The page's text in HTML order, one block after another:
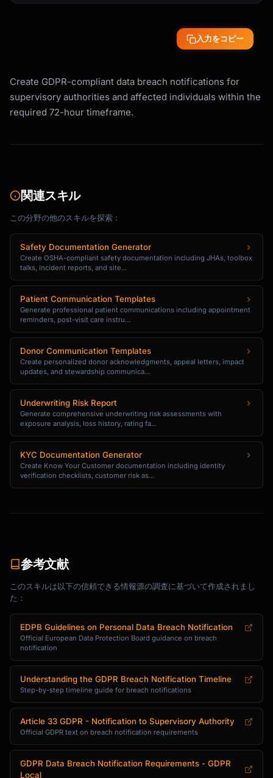
入力をコピー
Create GDPR-compliant data breach notifications for
supervisory authorities and affected individuals within the
required 72-hour timeframe.
関連スキル
この分野の他のスキルを探索：
Safety Documentation Generator
Create OSHA-compliant safety documentation including JHAs, toolbox
talks, incident reports, and site...
Patient Communication Templates
Generate professional patient communications including appointment
reminders, post-visit care instru...
Donor Communication Templates
Create personalized donor acknowledgments, appeal letters, impact
updates, and stewardship communica...
Underwriting Risk Report
Generate comprehensive underwriting risk assessments with
exposure analysis, loss history, rating fa...
KYC Documentation Generator
Create Know Your Customer documentation including identity
verification checklists, customer risk as...
参考文献
このスキルは以下の信頼できる情報源の調査に基づいて作成されまし
た：
EDPB Guidelines on Personal Data Breach Notification
Official European Data Protection Board guidance on breach
notification
Understanding the GDPR Breach Notification Timeline
Step-by-step timeline guide for breach notifications
Article 33 GDPR - Notification to Supervisory Authority
Official GDPR text on breach notification requirements
GDPR Data Breach Notification Requirements - GDPR
Local